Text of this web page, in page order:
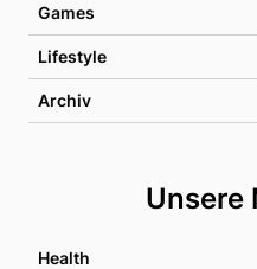
Games
Lifestyle
Archiv
Unsere
Health